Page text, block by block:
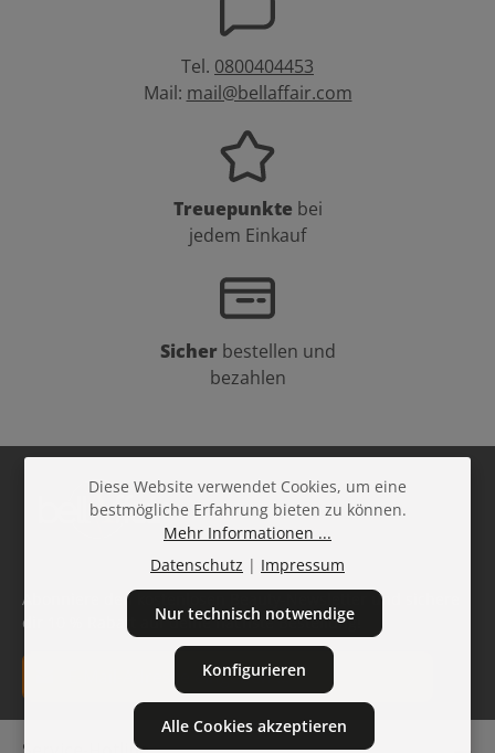
Tel. 0800404453
Mail: mail@bellaffair.com
Treuepunkte bei
jedem Einkauf
Sicher bestellen und
bezahlen
Abonniere den kostenlosen Beauty-Newsletter und sichere
dir 10 % Rabatt auf deine nächste Bestellung!
E-Mail-Adresse*
Datenschutz
Die mit einem Stern (*) markierten Felder sind
Diese Website verwendet Cookies, um eine
bestmögliche Erfahrung bieten zu können.
Mehr Informationen ...
Datenschutz | Impressum
Nur technisch notwendige
Konfigurieren
Alle Cookies akzeptieren